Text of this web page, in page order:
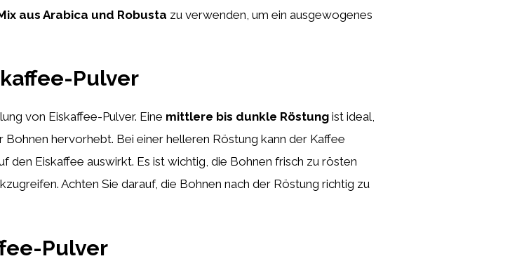
aus Arabica und Robusta zu verwenden, um ein ausgewogenes
Pulver
von Eiskaffee-Pulver. Eine mittlere bis dunkle Röstung ist ideal,
hervorhebt. Bei einer helleren Röstung kann der Kaffee
den Eiskaffee auswirkt. Es ist wichtig, die Bohnen frisch zu rösten
Achten Sie darauf, die Bohnen nach der Röstung richtig zu
Pulver